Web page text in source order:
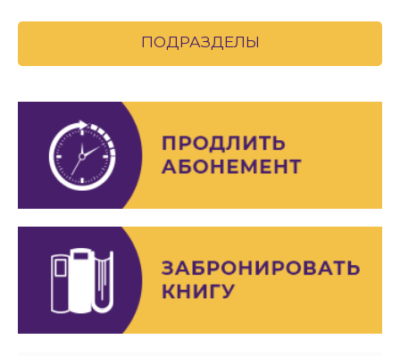
ПОДРАЗДЕЛЫ